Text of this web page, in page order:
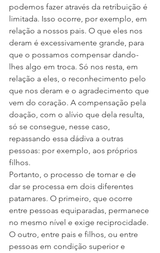
podemos fazer através da retribuição é
limitada. Isso ocorre, por exemplo, em
relação a nossos pais. O que eles nos
deram é excessivamente grande, para
que o possamos compensar dando-
lhes algo em troca. Só nos resta, em
relação a eles, o reconhecimento pelo
que nos deram e o agradecimento que
vem do coração. A compensação pela
doação, com o alívio que dela resulta,
só se consegue, nesse caso,
repassando essa dádiva a outras
pessoas: por exemplo, aos próprios
filhos.
Portanto, o processo de tomar e de
dar se processa em dois diferentes
patamares. O primeiro, que ocorre
entre pessoas equiparadas, permanece
no mesmo nível e exige reciprocidade.
O outro, entre pais e filhos, ou entre
pessoas em condição superior e